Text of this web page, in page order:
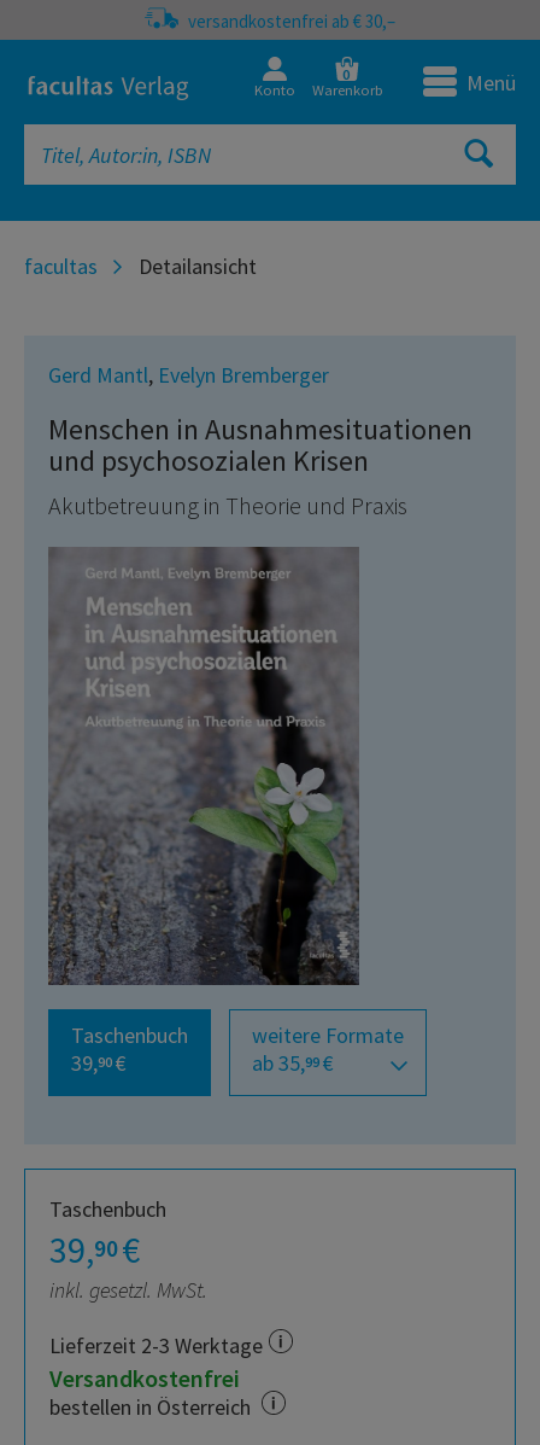
versandkostenfrei ab € 30,–
Konto
0
Warenkorb Menü
facultas Detailansicht
Gerd Mantl, Evelyn Bremberger
Menschen in Ausnahmesituationen
und psychosozialen Krisen
Akutbetreuung in Theorie und Praxis
Taschenbuch
39,90 €
weitere Formate
ab 35,99 €
Taschenbuch
39,90€
inkl. gesetzl. MwSt.
Lieferzeit 2-3 Werktage
Versandkostenfrei
bestellen in Österreich